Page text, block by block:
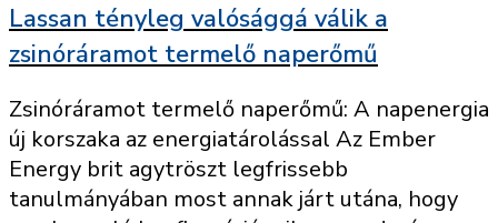
Lassan tényleg valósággá válik a
zsinóráramot termelő naperőmű
Zsinóráramot termelő naperőmű: A napenergia
új korszaka az energiatárolással Az Ember
Energy brit agytröszt legfrissebb
tanulmányában most annak járt utána, hogy